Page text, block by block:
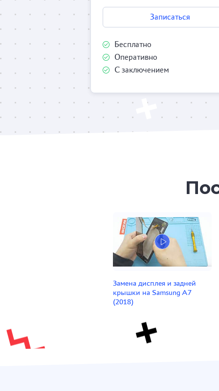
Записаться
Бесплатно
Оперативно
С заключением
Замена дисплея и задней
крышки на Samsung A7
(2018)